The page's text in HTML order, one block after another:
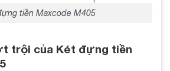
tiền Maxcode M405
trội của Két đựng tiền